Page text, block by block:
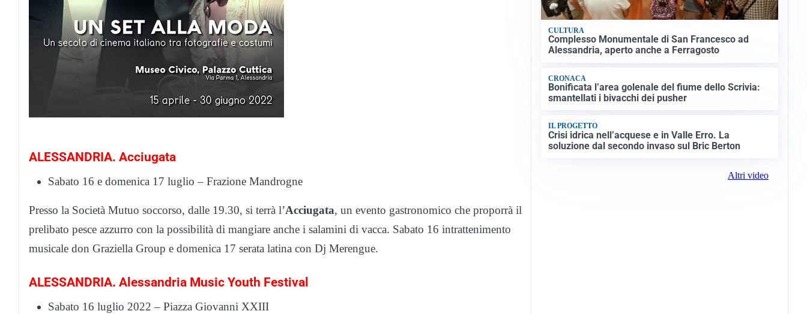
ALESSANDRIA. Acciugata
Sabato 16 e domenica 17 luglio – Frazione Mandrogne
Presso la Società Mutuo soccorso, dalle 19.30, si terrà l’Acciugata, un evento gastronomico che proporrà il
prelibato pesce azzurro con la possibilità di mangiare anche i salamini di vacca. Sabato 16 intrattenimento
musicale don Graziella Group e domenica 17 serata latina con Dj Merengue.
ALESSANDRIA. Alessandria Music Youth Festival
Sabato 16 luglio 2022 – Piazza Giovanni XXIII
CULTURA
Complesso Monumentale di San Francesco ad
Alessandria, aperto anche a Ferragosto
CRONACA
Bonificata l’area golenale del fiume dello Scrivia:
smantellati i bivacchi dei pusher
IL PROGETTO
Crisi idrica nell’acquese e in Valle Erro. La
soluzione dal secondo invaso sul Bric Berton
Altri video